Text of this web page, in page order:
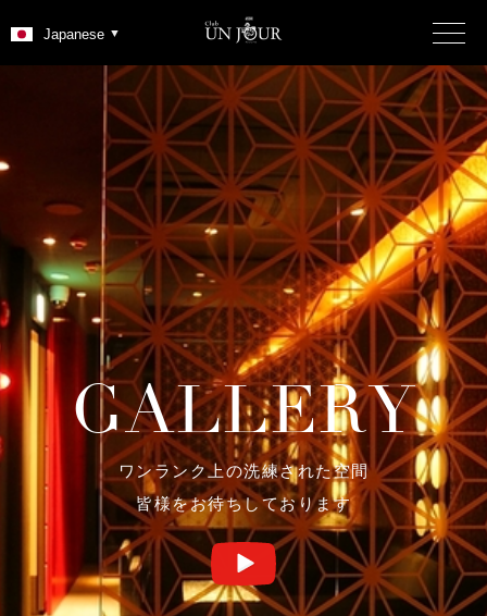
GALLERY
ワンランク上の洗練された空間
皆様をお待ちしております